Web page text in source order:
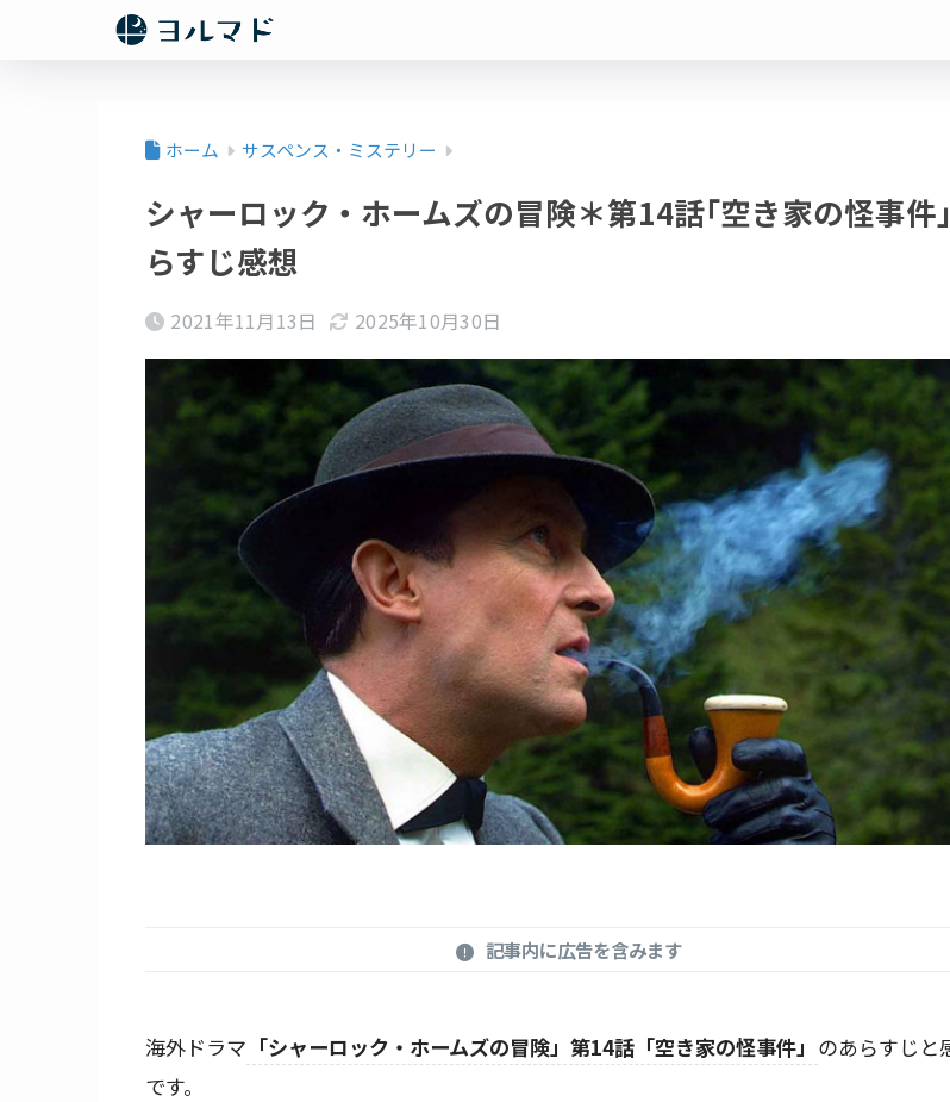
ホーム サスペンス・ミステリー
シャーロック・ホームズの冒険＊第14話｢空き家の怪事件
らすじ感想
2021年11月13日 2025年10月30日
記事内に広告を含みます
海外ドラマ 「シャーロック・ホームズの冒険」第14話「空き家の怪事件」 のあらすじと
です。